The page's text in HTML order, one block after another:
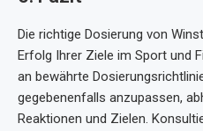
Die richtige Dosierung von
Erfolg Ihrer Ziele im Sport und
an bewährte
gegebenenfalls anzupassen,
Reaktionen und Zielen.